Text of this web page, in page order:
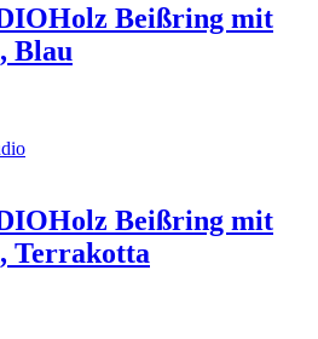
Holz Beißring mit
Blau
Holz Beißring mit
Terrakotta